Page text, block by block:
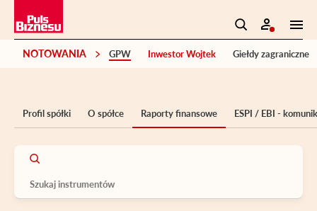
NOTOWANIA GPW Inwestor Wojtek Giełdy zagraniczne
Profil spółki O spółce Raporty finansowe ESPI / EBI -